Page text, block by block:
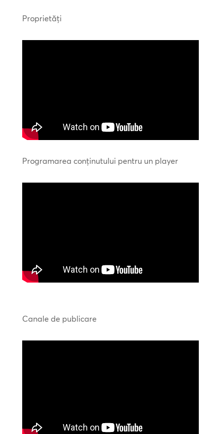
Proprietăți
Programarea conținutului pentru un player
Canale de publicare